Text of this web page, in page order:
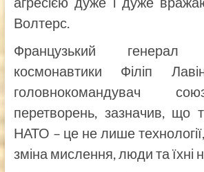
Волтерс.
Французький генерал
космонавтики Філіп
головнокомандувач
перетворень, зазначив, що
НАТО – це не лише технології,
зміна мислення, люди та їхні